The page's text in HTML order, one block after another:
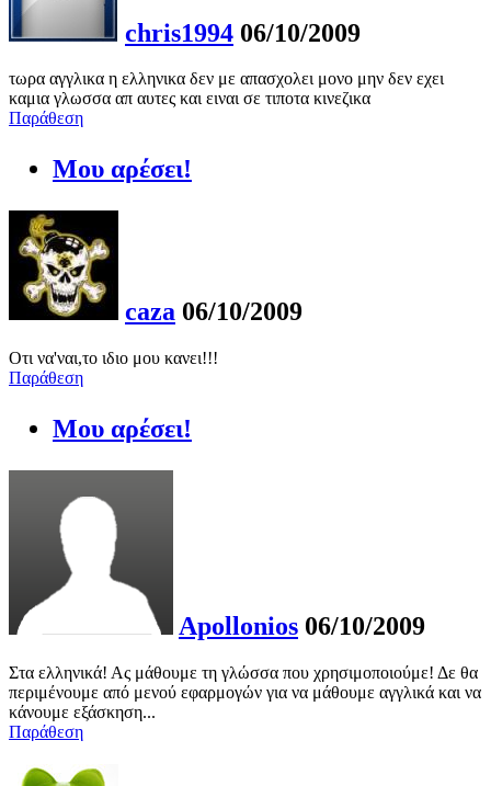
chris1994 06/10/2009
τωρα αγγλικα η ελληνικα δεν με απασχολει μονο μην δεν εχει
καμια γλωσσα απ αυτες και ειναι σε τιποτα κινεζικα
Παράθεση
Μου αρέσει!
caza 06/10/2009
Οτι να'ναι,το ιδιο μου κανει!!!
Παράθεση
Μου αρέσει!
Apollonios 06/10/2009
Στα ελληνικά! Ας μάθουμε τη γλώσσα που χρησιμοποιούμε! Δε θα
περιμένουμε από μενού εφαρμογών για να μάθουμε αγγλικά και να
κάνουμε εξάσκηση...
Παράθεση